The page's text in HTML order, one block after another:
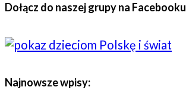
Dołącz do naszej grupy na Facebooku
Najnowsze wpisy: